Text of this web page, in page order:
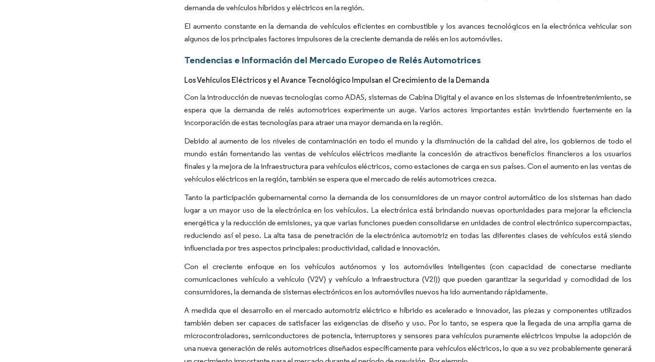
demanda de vehículos híbridos y eléctricos en la región.
El aumento constante en la demanda de vehículos eficientes en combustible y los avances tecnológicos en la electrónica vehicular son
algunos de los principales factores impulsores de la creciente demanda de relés en los automóviles.
Tendencias e Información del Mercado Europeo de Relés Automotrices
Los Vehículos Eléctricos y el Avance Tecnológico Impulsan el Crecimiento de la Demanda
Con la introducción de nuevas tecnologías como ADAS, sistemas de Cabina Digital y el avance en los sistemas de infoentretenimiento, se
espera que la demanda de relés automotrices experimente un auge. Varios actores importantes están invirtiendo fuertemente en la
incorporación de estas tecnologías para atraer una mayor demanda en la región.
Debido al aumento de los niveles de contaminación en todo el mundo y la disminución de la calidad del aire, los gobiernos de todo el
mundo están fomentando las ventas de vehículos eléctricos mediante la concesión de atractivos beneficios financieros a los usuarios
finales y la mejora de la infraestructura para vehículos eléctricos, como estaciones de carga en sus países. Con el aumento en las ventas de
vehículos eléctricos en la región, también se espera que el mercado de relés automotrices crezca.
Tanto la participación gubernamental como la demanda de los consumidores de un mayor control automático de los sistemas han dado
lugar a un mayor uso de la electrónica en los vehículos. La electrónica está brindando nuevas oportunidades para mejorar la eficiencia
energética y la reducción de emisiones, ya que varias funciones pueden consolidarse en unidades de control electrónico supercompactas,
reduciendo así el peso. La alta tasa de penetración de la electrónica automotriz en todas las diferentes clases de vehículos está siendo
influenciada por tres aspectos principales: productividad, calidad e innovación.
Con el creciente enfoque en los vehículos autónomos y los automóviles inteligentes (con capacidad de conectarse mediante
comunicaciones vehículo a vehículo (V2V) y vehículo a infraestructura (V2I)) que pueden garantizar la seguridad y comodidad de los
consumidores, la demanda de sistemas electrónicos en los automóviles nuevos ha ido aumentando rápidamente.
A medida que el desarrollo en el mercado automotriz eléctrico e híbrido es acelerado e innovador, las piezas y componentes utilizados
también deben ser capaces de satisfacer las exigencias de diseño y uso. Por lo tanto, se espera que la llegada de una amplia gama de
microcontroladores, semiconductores de potencia, interruptores y sensores para vehículos puramente eléctricos impulse la adopción de
una nueva generación de relés automotrices diseñados específicamente para vehículos eléctricos, lo que a su vez probablemente generará